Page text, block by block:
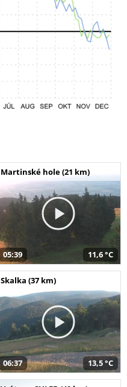
Martinské hole (21 km)
05:39 11,6 °C
Skalka (37 km)
06:37 13,5 °C